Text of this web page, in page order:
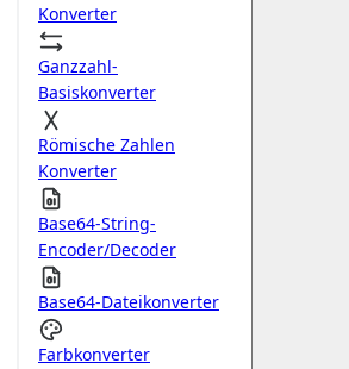
Konverter
Ganzzahl-
Basiskonverter
Römische Zahlen
Konverter
Base64-String-
Encoder/Decoder
Base64-Dateikonverter
Farbkonverter